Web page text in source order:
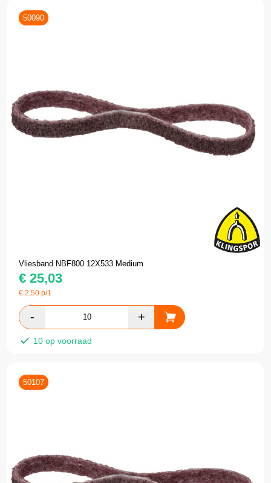
50090
Vliesband NBF800 12X533 Medium
€ 25,03
€2,50 p/1
10 op voorraad
50107